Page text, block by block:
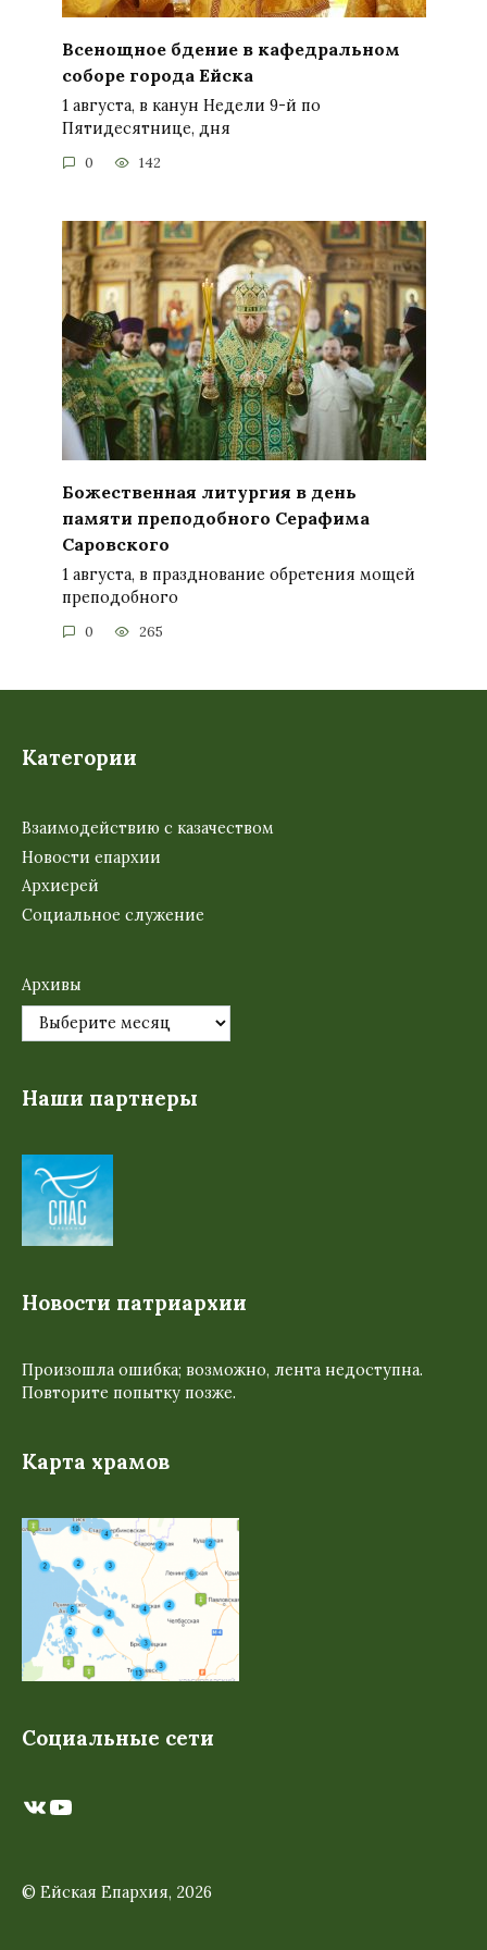
Всенощное бдение в кафедральном
соборе города Ейска
1 августа, в канун Недели 9-й по
Пятидесятнице, дня
0 142
Божественная литургия в день
памяти преподобного Серафима
Саровского
1 августа, в празднование обретения мощей
преподобного
0 265
Категории
Взаимодействию с казачеством
Новости епархии
Архиерей
Социальное служение
Архивы
Наши партнеры
Новости патриархии
Произошла ошибка; возможно, лента недоступна.
Повторите попытку позже.
Карта храмов
Социальные сети
ВКонтакте
YouTube
© Ейская Епархия, 2026